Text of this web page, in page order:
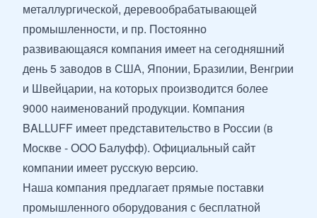
металлургической, деревообрабатывающей
промышленности, и пр. Постоянно
развивающаяся компания имеет на сегодняшний
день 5 заводов в США, Японии, Бразилии, Венгрии
и Швейцарии, на которых производится более
9000 наименований продукции. Компания
BALLUFF имеет представительство в России (в
Москве - ООО Балуфф). Официальный сайт
компании имеет русскую версию.
Наша компания предлагает прямые поставки
промышленного оборудования с бесплатной